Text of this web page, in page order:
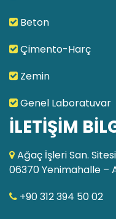
Beton
Çimento-Harç
Zemin
Genel Laboratuvar
İLETİŞİM
Ağaç İşleri San.
06370 Yenimahalle –
+90 312 394 50 02